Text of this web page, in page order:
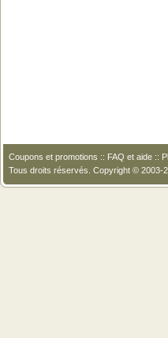
Coupons et promotions :: FAQ et aide ::
Tous droits réservés. Copyright ©